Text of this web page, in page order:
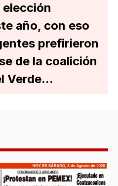
año, con eso
prefirieron
de la coalición
Verde...